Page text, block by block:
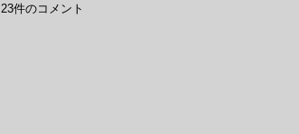
23件のコメント